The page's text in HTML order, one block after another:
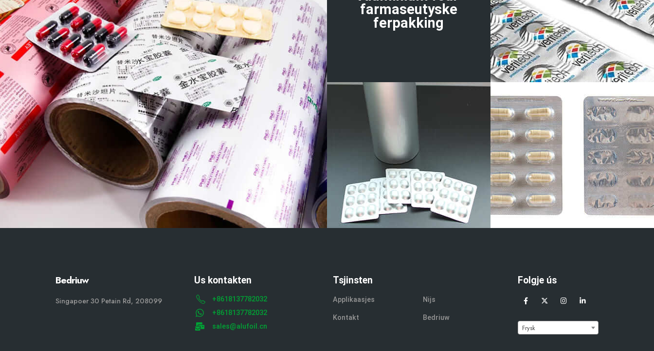
farmaseutyske
ferpakking
Bedriuw
Singapoer 30 Petain Rd, 208099
Us kontakten
+8618137782032
+8618137782032
sales@alufoil.cn
Tsjinsten
Applikaasjes
Kontakt
Nijs
Bedriuw
Folgje ús
Frysk